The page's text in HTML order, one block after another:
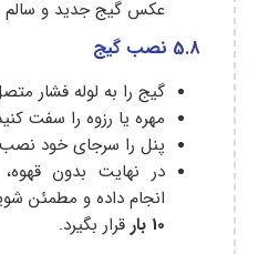
عکس گیج جدید و سالم
5.8 نصب گیج
گیج را به لوله فشار
مهره یا رزوه را سفت
پنل را سرجای خود نصب
در نهایت بدون قهوه،
انجام داده و مطمئن
10 بار
قرار بگیرد.